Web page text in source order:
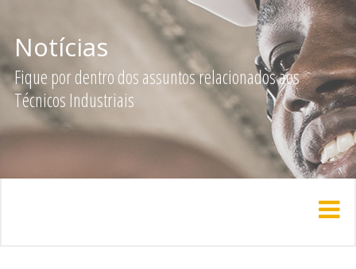
Notícias
Fique por dentro dos assuntos relacionados aos
Técnicos Industriais